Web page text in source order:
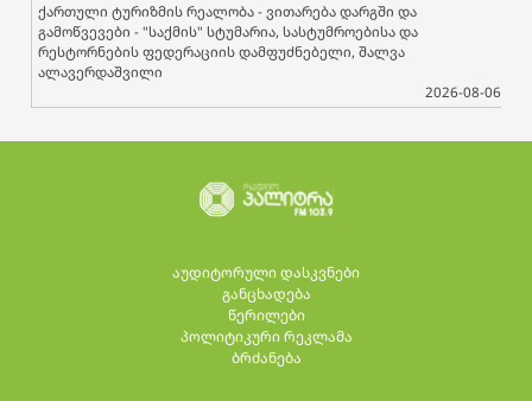
ქართული ტურიზმის რეალობა - ვითარება დარგში და
გამოწვევები - "საქმის" სტუმარია, სასტუმროებისა და
რესტორნების ფედერაციის დამფუძნებელი, შალვა
ალავერდაშვილი
2026-08-06
აუდიტორული დასკვნები
განცხადება
წერილები
პოლიტიკური რეკლამა
ბრძანება